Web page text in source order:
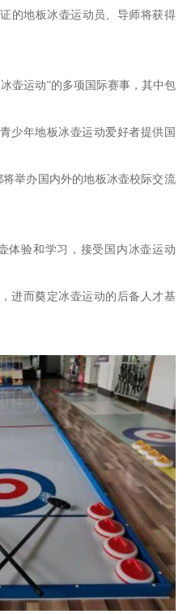
的地板冰壶运动员、导师将获得
壶运动”的多项国际赛事，其中包
少年地板冰壶运动爱好者提供国
举办国内外的地板冰壶校际交流
体验和学习，接受国内冰壶运动
进而奠定冰壶运动的后备人才基